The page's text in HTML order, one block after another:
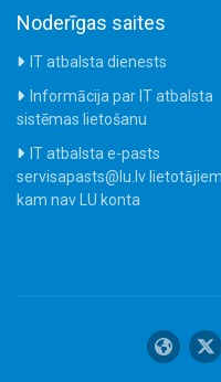
Noderīgas saites
IT atbalsta dienests
Informācija par IT atbalsta
sistēmas lietošanu
IT atbalsta e-pasts
servisapasts@lu.lv
kam nav LU konta